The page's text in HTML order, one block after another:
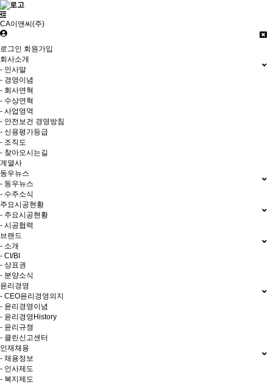
CA이앤씨(주)
로그인 회원가입
회사소개
- 인사말
- 경영이념
- 회사연혁
- 수상연혁
- 사업영역
- 안전보건 경영방침
- 신용평가등급
- 조직도
- 찾아오시는길
계열사
동우뉴스
- 동우뉴스
- 수주소식
주요시공현황
- 주요시공현황
- 시공협력
브랜드
- 소개
- CI/BI
- 상표권
- 분양소식
윤리경영
- CEO윤리경영의지
- 윤리경영이념
- 윤리경영History
- 윤리규졍
- 클린신고센터
인재채용
- 채용정보
- 인사제도
- 복지제도